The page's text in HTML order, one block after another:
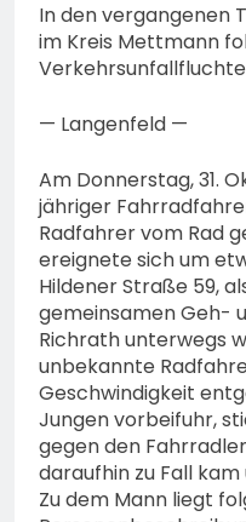
In den vergangenen
im Kreis Mettmann
— Langenfeld —
Am Donnerstag, 31.
jähriger
Radfahrer vom Rad
ereignete sich um
Hildener Straße 59,
gemeinsamen Geh-
Richrath unterwegs
unbekannte
Geschwindigkeit
Jungen vorbeifuhr,
gegen den
daraufhin zu Fall
Zu dem Mann liegt